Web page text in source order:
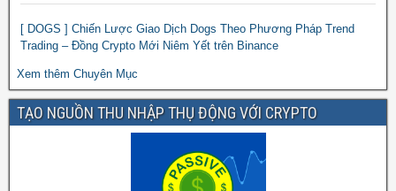
[ DOGS ] Chiến Lược Giao Dịch Dogs Theo Phương Pháp Trend
Trading – Đồng Crypto Mới Niêm Yết trên Binance
Xem thêm Chuyên Mục
TẠO NGUỒN THU NHẬP THỤ ĐỘNG VỚI CRYPTO